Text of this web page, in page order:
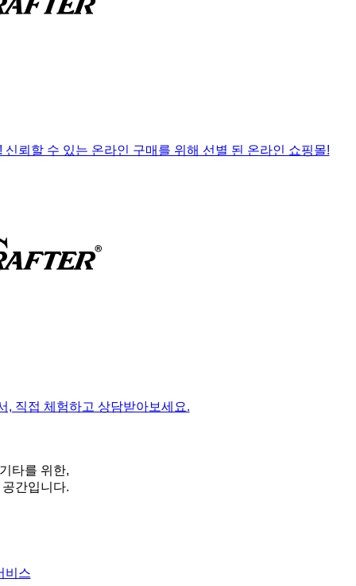
신뢰할 수 있는 온라인 구매를 위해 선별 된 온라인 쇼핑몰!
, 직접 체험하고 상담받아보세요.
타를 위한,
간입니다.
비스